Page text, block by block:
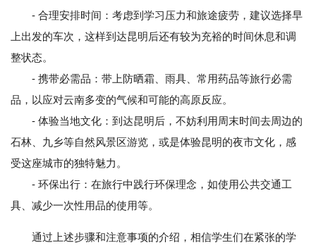
- 合理安排时间：考虑到学习压力和旅途疲劳，建议选择早
上出发的车次，这样到达昆明后还有较为充裕的时间休息和调
整状态。
- 携带必需品：带上防晒霜、雨具、常用药品等旅行必需
品，以应对云南多变的气候和可能的高原反应。
- 体验当地文化：到达昆明后，不妨利用周末时间去周边的
石林、九乡等自然风景区游览，或是体验昆明的夜市文化，感
受这座城市的独特魅力。
- 环保出行：在旅行中践行环保理念，如使用公共交通工
具、减少一次性用品的使用等。
通过上述步骤和注意事项的介绍，相信学生们在紧张的学